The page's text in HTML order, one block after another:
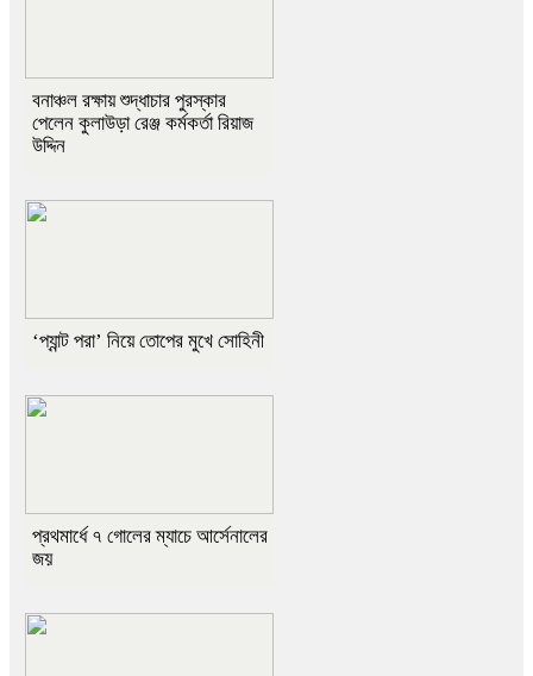
বনাঞ্চল রক্ষায় শুদ্ধাচার পুরস্কার
পেলেন কুলাউড়া রেঞ্জ কর্মকর্তা রিয়াজ
উদ্দিন
‘প্যান্ট পরা’ নিয়ে তোপের মুখে সোহিনী
প্রথমার্ধে ৭ গোলের ম্যাচে আর্সেনালের
জয়